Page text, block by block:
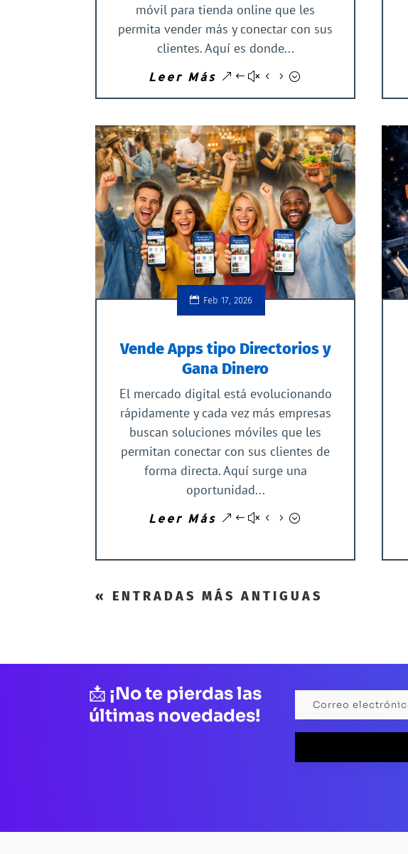
móvil para tienda online que les
permita vender más y conectar con sus
clientes. Aquí es donde...
Leer Más
Feb 17, 2026
Vende Apps tipo Directorios y
Gana Dinero
El mercado digital está evolucionando
rápidamente y cada vez más empresas
buscan soluciones móviles que les
permitan conectar con sus clientes de
forma directa. Aquí surge una
oportunidad...
Leer Más
« ENTRADAS MÁS ANTIGUAS
📩 ¡No te pierdas las
últimas novedades!